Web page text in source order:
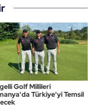
Golf Millileri
Türkiye'yi Temsil